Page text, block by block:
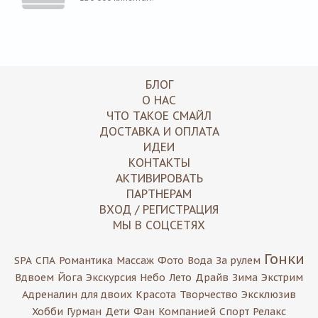
БЛОГ
О НАС
ЧТО ТАКОЕ СМАЙЛ
ДОСТАВКА И ОПЛАТА
ИДЕИ
КОНТАКТЫ
АКТИВИРОВАТЬ
ПАРТНЕРАМ
ВХОД / РЕГИСТРАЦИЯ
МЫ В СОЦСЕТЯХ
SPA СПА Романтика Массаж Фото Вода За рулем Гонки
Вдвоем Йога Экскурсия Небо Лето Драйв Зима Экстрим
Адреналин для двоих Красота Творчество Эксклюзив
Хобби Гурман Дети Фан Компанией Спорт Релакс